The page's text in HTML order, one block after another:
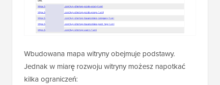
Wbudowana mapa witryny obejmuje podstawy.
Jednak w miarę rozwoju witryny możesz napotkać
kilka ograniczeń: